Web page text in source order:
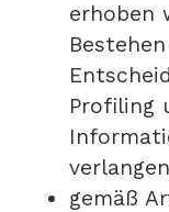
erhoben
Profiling
gemäß